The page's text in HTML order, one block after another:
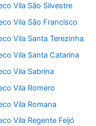
Vila São Silvestre
Vila São Francisco
Vila Santa Terezinha
Vila Santa Catarina
Vila Sabrina
Vila Romero
Vila Romana
Vila Regente Feijó